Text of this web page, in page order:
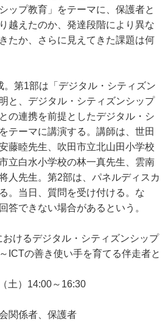
ップ教育」をテーマに、保護者と
越えたのか、発達段階により異な
たか、さらに見えてきた課題は何
第1部は「デジタル・シティズン
と、デジタル・シティズンシップ
の連携を前提としたデジタル・シ
テーマに講演する。講師は、世田
藤睦先生、吹田市立北山田小学校
立白水小学校の林一真先生、雲南
人先生。第2部は、パネルディスカ
。当日、質問を受け付ける。な
答できない場合があるという。
けるデジタル・シティズンシップ
ICTの善き使い手を育てる伴走者と
土）14:00～16:30
関係者、保護者